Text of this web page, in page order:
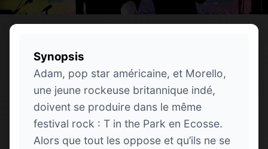
Synopsis
Adam, pop star américaine, et Morello,
une jeune rockeuse britannique indé,
doivent se produire dans le même
festival rock : T in the Park en Ecosse.
Alors que tout les oppose et qu’ils ne se